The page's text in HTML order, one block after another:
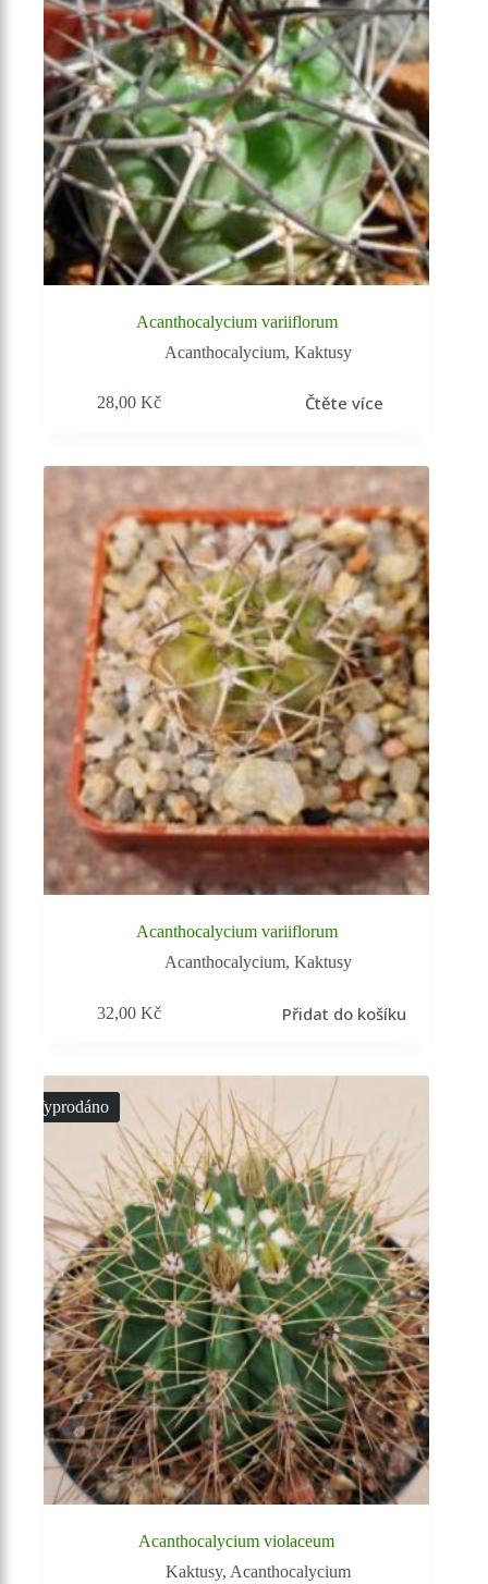
Acanthocalycium variiflorum
Acanthocalycium,Kaktusy
28,00Kč Čtěte více
Acanthocalycium variiflorum
Acanthocalycium,Kaktusy
32,00Kč Přidat do košíku
Vyprodáno
Acanthocalycium violaceum
Kaktusy,Acanthocalycium